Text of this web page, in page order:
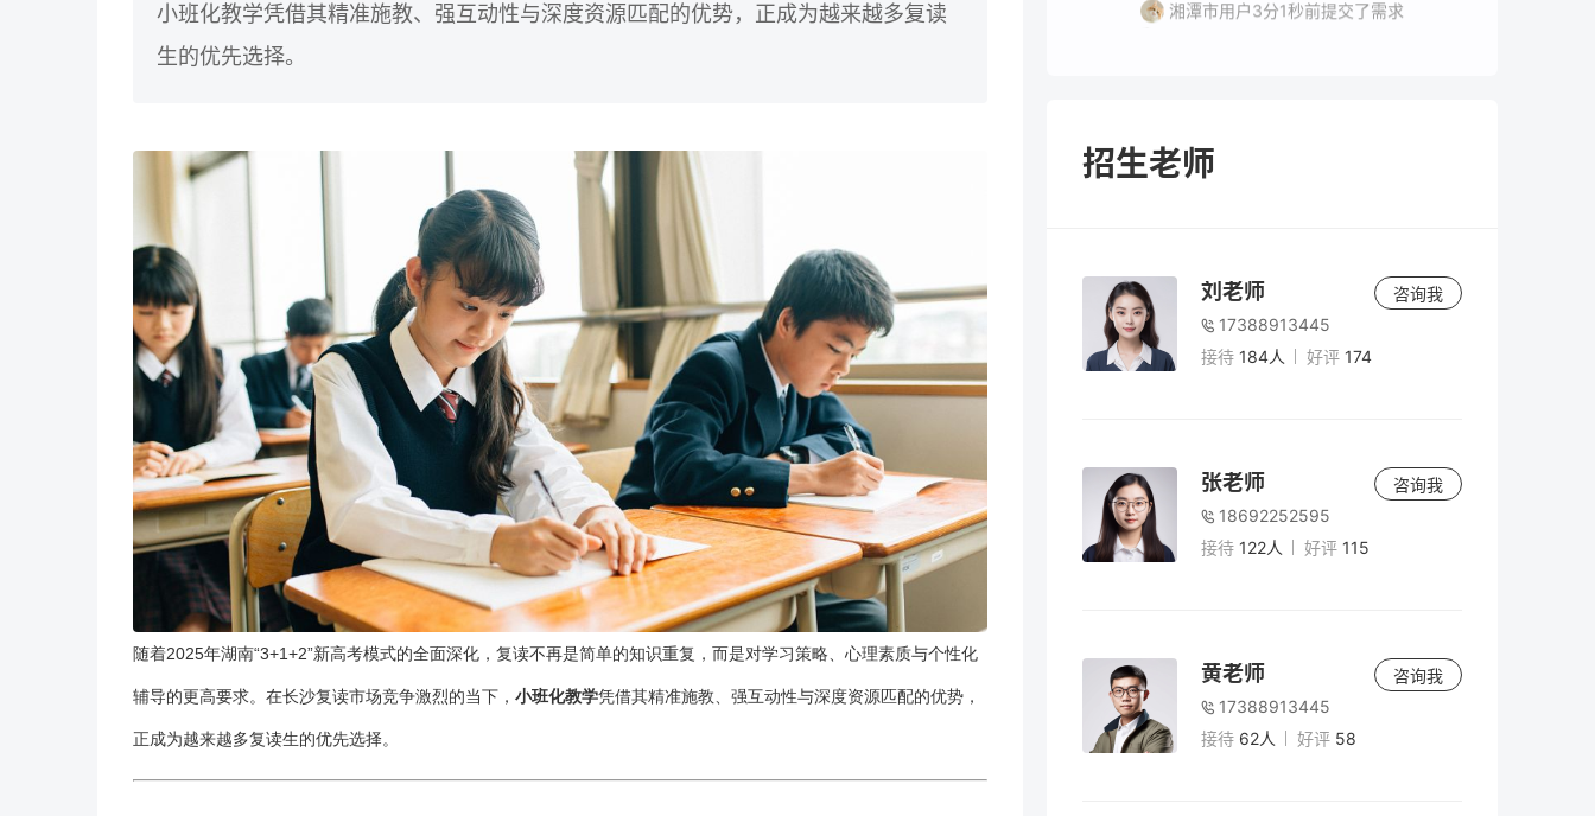
小班化教学凭借其精准施教、强互动性与深度资源匹配的优势，正成为越来越多复读
生的优先选择。
随着2025年湖南“3+1+2”新高考模式的全面深化， 复读不再是简单的知识重复，而是对学习策略、心理素质与个性化
辅导的更高要求。在长沙复读市场竞争激烈的当下， 小班化教学凭借其精准施教、强互动性与深度资源匹配的优势，
正成为越来越多复读生的优先选择。
湘潭市用户2分58秒前提交了需求
招生老师
刘老师
17388913445
接待 184人 好评 174
咨询我
张老师
18692252595
接待 122人 好评 115
咨询我
黄老师
17388913445
接待 62人 好评 58
咨询我